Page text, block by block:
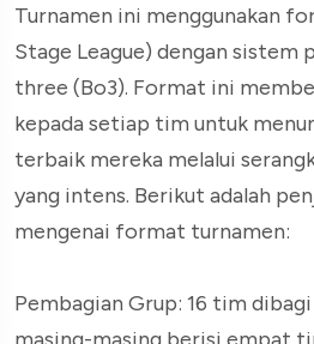
Turnamen ini menggunakan
Stage League) dengan
three (Bo3). Format ini
kepada setiap tim untuk
terbaik mereka melalui
yang intens. Berikut adalah
mengenai format turnamen:
Pembagian Grup: 16 tim